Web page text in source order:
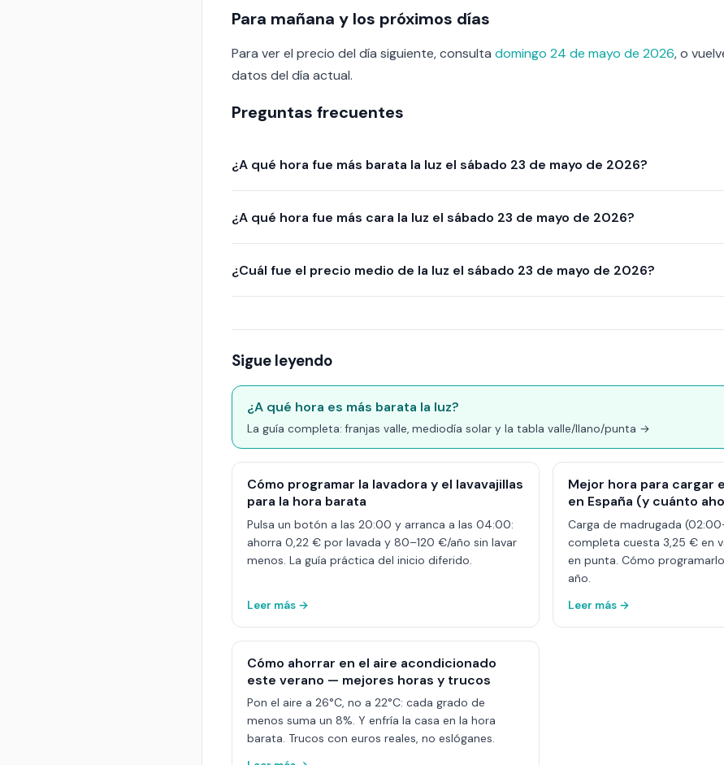
Para mañana y los próximos días
Para ver el precio del día siguiente, consulta domingo 24 de mayo de 2026, o
datos del día actual.
Preguntas frecuentes
¿A qué hora fue más barata la luz el sábado 23 de mayo de 2026?
¿A qué hora fue más cara la luz el sábado 23 de mayo de 2026?
¿Cuál fue el precio medio de la luz el sábado 23 de mayo de 2026?
Sigue leyendo
¿A qué hora es más barata la luz?
La guía completa: franjas valle, mediodía solar y la tabla valle/llano/punta →
Cómo programar la lavadora y el lavavajillas
para la hora barata
Pulsa un botón a las 20:00 y arranca a las 04:00:
ahorra 0,22 € por lavada y 80–120 €/año sin lavar
menos. La guía práctica del inicio diferido.
Leer más →
Mejor hora para cargar
en España (y cuánto
Carga de madrugada
completa cuesta 3,25 € en
en punta. Cómo
año.
Leer más →
Cómo ahorrar en el aire acondicionado
este verano — mejores horas y trucos
Pon el aire a 26°C, no a 22°C: cada grado de
menos suma un 8%. Y enfría la casa en la hora
barata. Trucos con euros reales, no eslóganes.